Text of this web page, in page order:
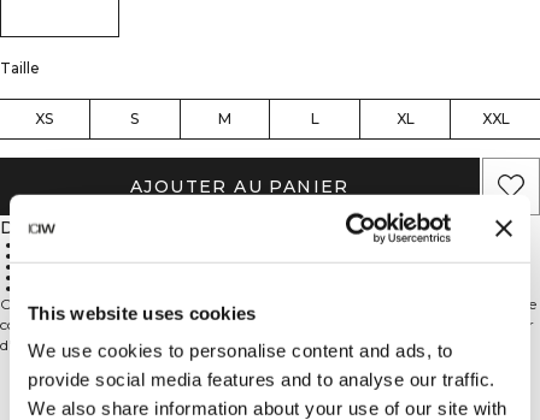
This website uses cookies
We use cookies to personalise content and ads, to
provide social media features and to analyse our traffic.
We also share information about your use of our site with
Taille
XS S M L XL XXL
AJOUTER AU PANIER
Description
Taille haute
Conçu pour la performance et le confort, le short sans couture Ignite offre une
coupe sculptante à taille haute avec un design sans couture. Fabriqué à partir
d'un mélange de 88% polyamide et 12% Lycra, il dispose d'une extensibilité
quadridirectionnelle et du tissu SWEATTECH™ pour vous garder au frais et au
sec. Totalement résistant aux squats et parfaitement ajusté, ce short est idéal
pour toutes vos séances d'entraînement. 88% polyamide, 12% elastan.
Aspects techniques